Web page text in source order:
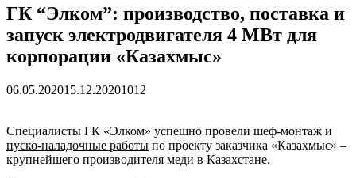
ГК “Элком”: производство, поставка и
запуск электродвигателя 4 МВт для
корпорации «Казахмыс»
06.05.202015.12.20201012
Специалисты ГК «Элком» успешно провели шеф-монтаж и
пуско-наладочные работы по проекту заказчика «Казахмыс» –
крупнейшего производителя меди в Казахстане.